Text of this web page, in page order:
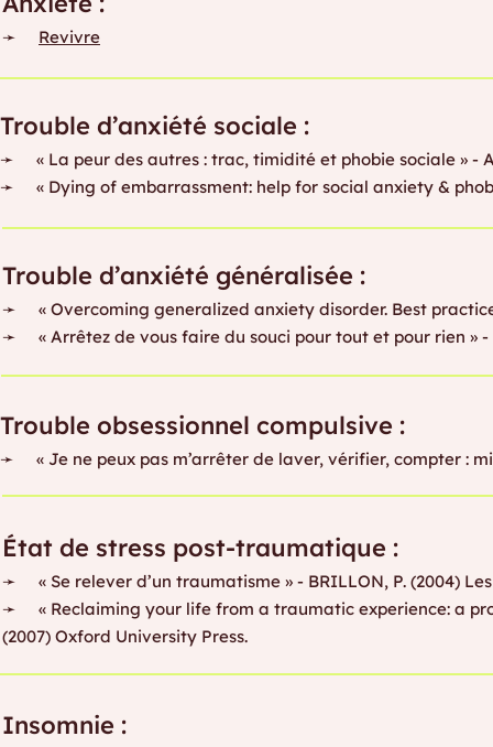
➛ Revivre
Trouble d’anxiété sociale :
➛ « La peur des autres : trac, timidité et phobie sociale » -
➛ « Dying of embarrassment: help for social anxiety &
Trouble d’anxiété généralisée :
➛ « Overcoming generalized anxiety disorder. Best
➛ « Arrêtez de vous faire du souci pour tout et pour rien » -
Trouble obsessionnel compulsive :
➛ « Je ne peux pas m’arrêter de laver, vérifier, compter :
État de stress post-traumatique :
➛ « Se relever d’un traumatisme » - BRILLON, P. (2004)
➛ « Reclaiming your life from a traumatic experience: a
(2007) Oxford University Press.
Insomnie :